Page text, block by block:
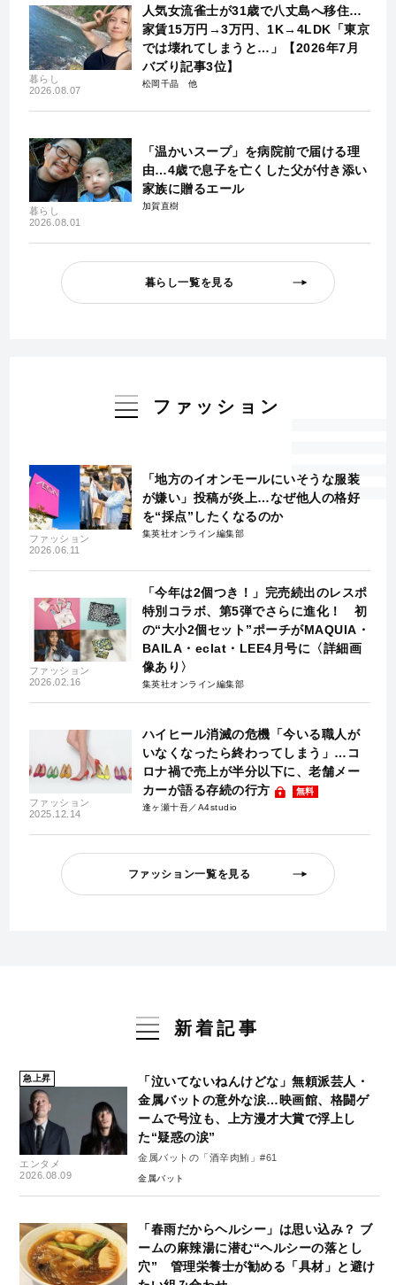
暮らし
2026.08.07
人気女流雀士が31歳で八丈島へ移住…
家賃15万円→3万円、1K→4LDK「東京
では壊れてしまうと…」【2026年7月
バズり記事3位】
松岡千晶
暮らし
2026.08.01
「温かいスープ」を病院前で届ける理
由…4歳で息子を亡くした父が付き添い
家族に贈るエール
加賀直樹
暮らし一覧を見る
ファッション
ファッション
2026.06.11
「地方のイオンモールにいそうな服装
が嫌い」投稿が炎上…なぜ他人の格好
を“採点”したくなるのか
集英社オンライン編集部
ファッション
2026.02.16
「今年は2個つき！」完売続出のレスポ
特別コラボ、第5弾でさらに進化！ 初
の“大小2個セット”ポーチがMAQUIA・
BAILA・eclat・LEE4月号に〈詳細画
像あり〉
集英社オンライン編集部
ファッション
2025.12.14
ハイヒール消滅の危機「今いる職人が
いなくなったら終わってしまう」…コ
ロナ禍で売上が半分以下に、老舗メー
カーが語る存続の行方
無料
逢ヶ瀬十吾／A4studio
ファッション一覧を見る
新着記事
急上昇
エンタメ
2026.08.09
「泣いてないねんけどな」無頼派芸人・
金属バットの意外な涙…映画館、格闘ゲ
ームで号泣も、上方漫才大賞で浮上し
た“疑惑の涙”
金属バットの「酒辛肉鮪」#61
金属バット
「春雨だからヘルシー」は思い込み？ ブ
ームの麻辣湯に潜む“ヘルシーの落とし
穴” 管理栄養士が勧める「具材」と避け